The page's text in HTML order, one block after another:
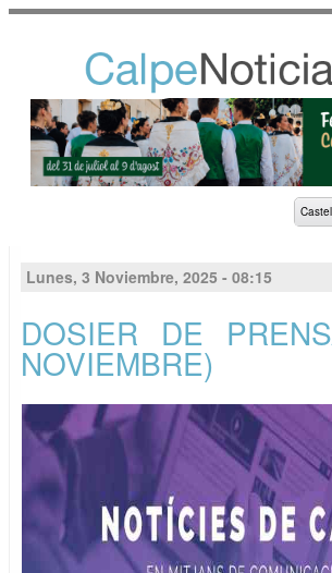
principal
NOTICIAS DEL
Lunes, 3 Noviembre, 2025 - 08:15
DOSIER DE
NOVIEMBRE)